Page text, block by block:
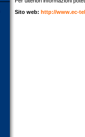
Sito web: http://www.ec-